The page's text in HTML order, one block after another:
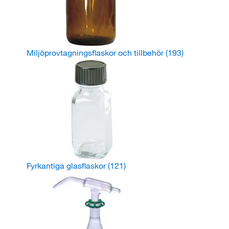
Miljöprovtagningsflaskor och tillbehör(193)
Fyrkantiga glasflaskor(121)